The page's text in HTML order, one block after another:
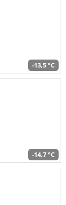
-13,5 °C
-14,7 °C